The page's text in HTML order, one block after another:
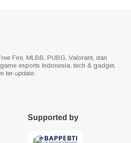
Fire, MLBB, PUBG, Valorant, dan
esports Indonesia, tech & gadget,
ter-update
Supported by